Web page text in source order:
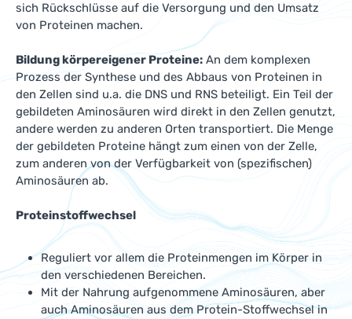
sich Rückschlüsse auf die Versorgung und den Umsatz
von Proteinen machen.
Bildung körpereigener Proteine: An dem komplexen
Prozess der Synthese und des Abbaus von Proteinen in
den Zellen sind u.a. die DNS und RNS beteiligt. Ein Teil der
gebildeten Aminosäuren wird direkt in den Zellen genutzt,
andere werden zu anderen Orten transportiert. Die Menge
der gebildeten Proteine hängt zum einen von der Zelle,
zum anderen von der Verfügbarkeit von (spezifischen)
Aminosäuren ab.
Proteinstoffwechsel
Reguliert vor allem die Proteinmengen im Körper in
den verschiedenen Bereichen.
Mit der Nahrung aufgenommene Aminosäuren, aber
auch Aminosäuren aus dem Protein-Stoffwechsel in